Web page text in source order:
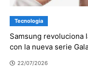
Tecnologia
Samsung revoluciona
con la nueva serie
22/07/2026